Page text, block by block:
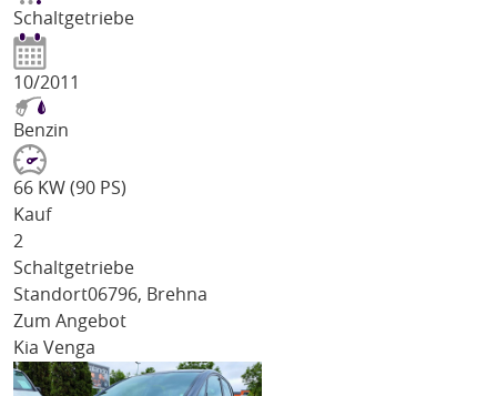
Schaltgetriebe
10/2011
Benzin
66 KW (90 PS)
Kauf
2
Schaltgetriebe
Standort06796, Brehna
Zum Angebot
Kia Venga